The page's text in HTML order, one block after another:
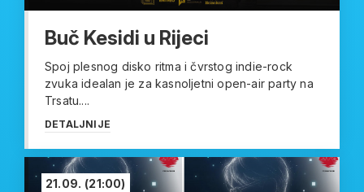
Buč Kesidi u Rijeci
Spoj plesnog disko ritma i čvrstog indie-rock
zvuka idealan je za kasnoljetni open-air party na
Trsatu....
DETALJNIJE
21.09. (21:00)